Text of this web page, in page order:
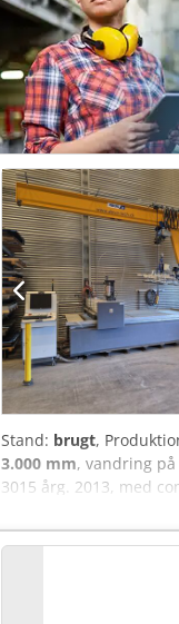
Stand: brugt,
3.000 mm, vandring på
3015 årg. 2013, med
3000x1500mm.
Abrasiv-
Tech, bæreevne
slutningen af 2018 og